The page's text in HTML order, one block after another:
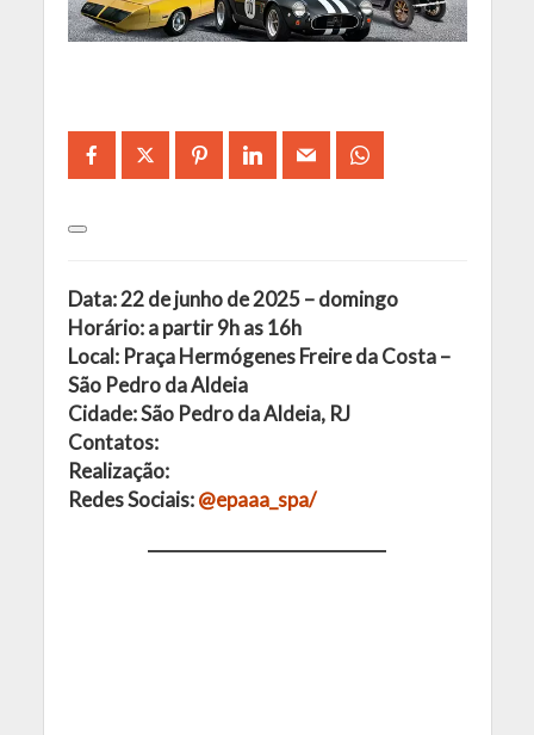
Data: 22 de junho de 2025 – domingo
Horário: a partir 9h as 16h
Local: Praça Hermógenes Freire da Costa –
São Pedro da Aldeia
Cidade: São Pedro da Aldeia, RJ
Contatos:
Realização:
Redes Sociais:@epaaa_spa/